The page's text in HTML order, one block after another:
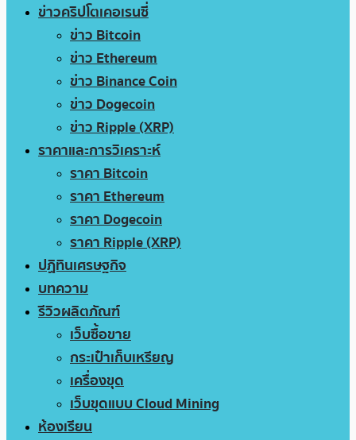
ข่าวคริปโตเคอเรนซี่
ข่าว Bitcoin
ข่าว Ethereum
ข่าว Binance Coin
ข่าว Dogecoin
ข่าว Ripple (XRP)
ราคาและการวิเคราะห์
ราคา Bitcoin
ราคา Ethereum
ราคา Dogecoin
ราคา Ripple (XRP)
ปฏิทินเศรษฐกิจ
บทความ
รีวิวผลิตภัณฑ์
เว็บซื้อขาย
กระเป๋าเก็บเหรียญ
เครื่องขุด
เว็บขุดแบบ Cloud Mining
ห้องเรียน